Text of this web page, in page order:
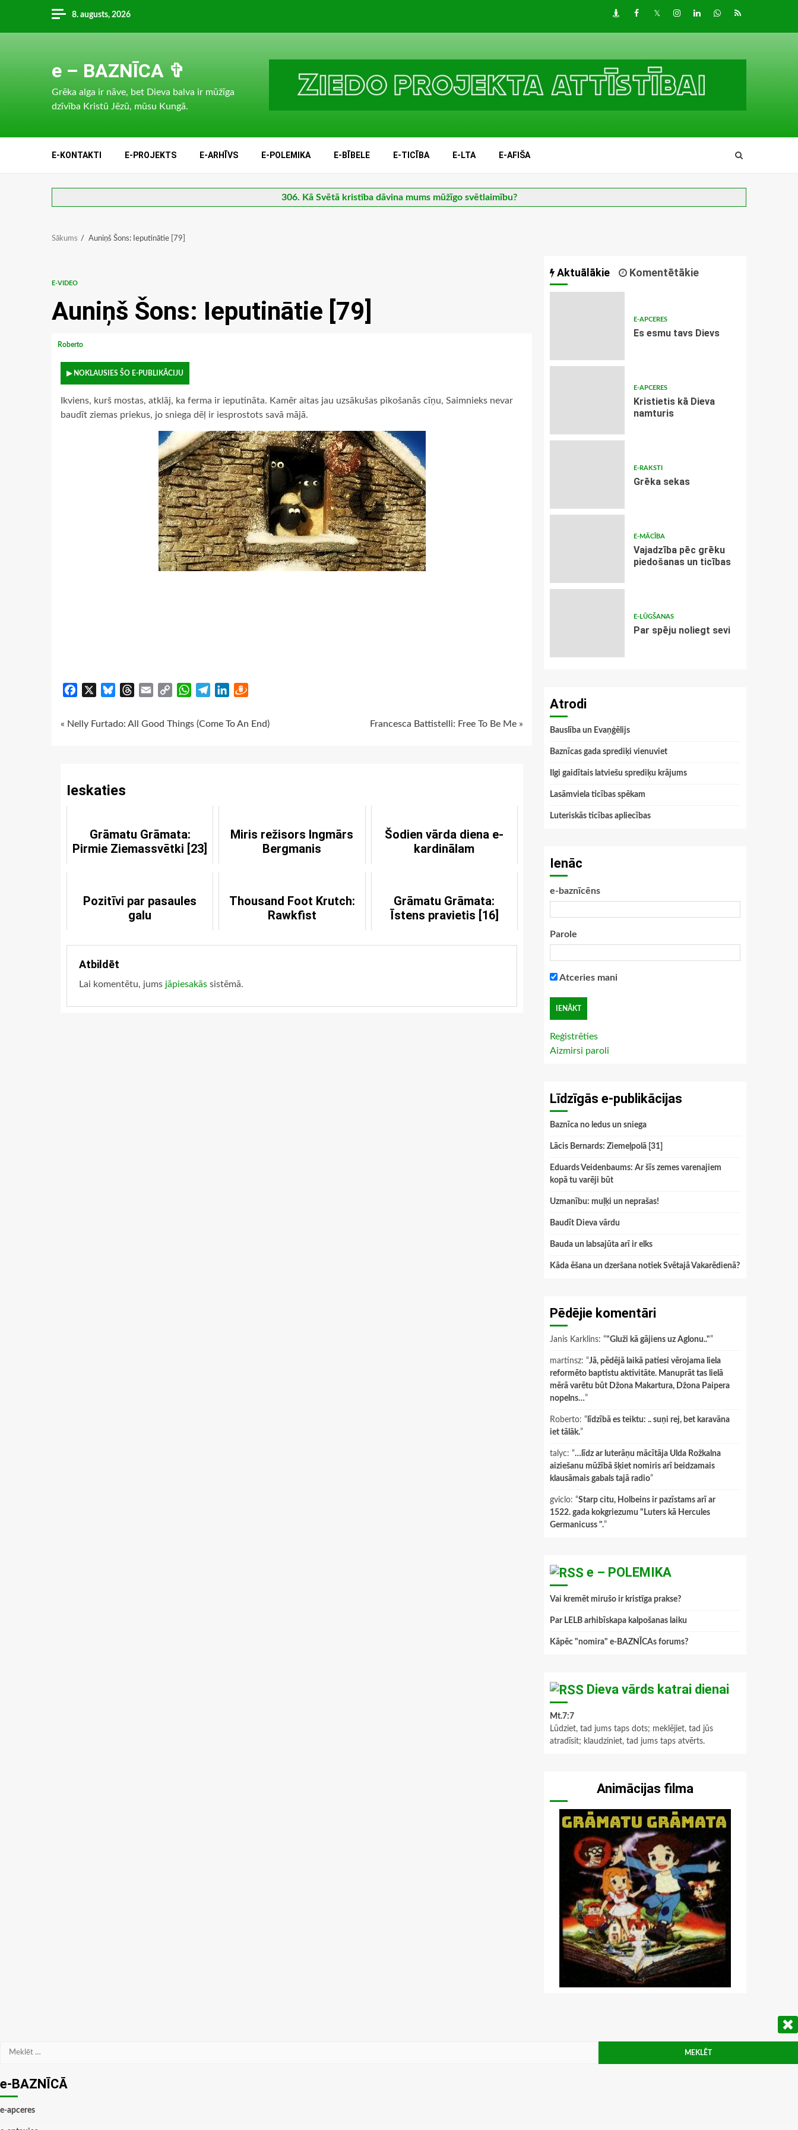
content
8. augusts, 2026 DraugiemFacebook
TwitterInstagram
LinkedInwhatsapp
RSS
e – BAZNĪCA ✞
Grēka alga ir nāve, bet Dieva balva ir mūžīga
dzīvība Kristū Jēzū, mūsu Kungā.
E-KONTAKTI E-PROJEKTS E-ARHĪVS E-POLEMIKA E-BĪBELE E-TICĪBA E-LTA E-AFIŠA
306. Kā Svētā kristība dāvina mums mūžīgo svētlaimību?
Sākums Auniņš Šons: Ieputinātie [79]
E-VIDEO
Auniņš Šons: Ieputinātie [79]
Roberto
▶ NOKLAUSIES ŠO E-PUBLIKĀCIJU
Ikviens, kurš mostas, atklāj, ka ferma ir ieputināta. Kamēr aitas jau uzsākušas pikošanās cīņu, Saimnieks nevar
baudīt ziemas priekus, jo sniega dēļ ir iesprostots savā mājā.
Facebook BlueskyThreads
Email
Copy
WhatsApp
TelegramLinkedIn
Continue
« Nelly Furtado: All Good Things (Come To An End) Francesca Battistelli: Free To Be Me »
Ieskaties
Grāmatu Grāmata:
Pirmie Ziemassvētki [23]
Miris režisors Ingmārs
Bergmanis
Šodien vārda diena e-
kardinālam
Pozitīvi par pasaules
galu
Thousand Foot Krutch:
Rawkfist
Grāmatu Grāmata:
Īstens pravietis [16]
Atbildēt
Lai komentētu, jums jāpiesakās sistēmā.
Aktuālākie Komentētākie
E-APCERES
Es esmu tavs Dievs
E-APCERES
Kristietis kā Dieva
namturis
E-RAKSTI
Grēka sekas
E-MĀCĪBA
Vajadzība pēc grēku
piedošanas un ticības
E-LŪGŠANAS
Par spēju noliegt sevi
Atrodi
Bauslība un Evaņģēlijs
Baznīcas gada sprediķi vienuviet
Ilgi gaidītais latviešu sprediķu krājums
Lasāmviela ticības spēkam
Luteriskās ticības apliecības
Ienāc
e-baznīcēns
Parole
Atceries mani
Reģistrēties
Aizmirsi paroli
Līdzīgās e-publikācijas
Baznīca no ledus un sniega
Lācis Bernards: Ziemeļpolā [31]
Eduards Veidenbaums: Ar šīs zemes varenajiem
kopā tu varēji būt
Uzmanību: muļķi un neprašas!
Baudīt Dieva vārdu
Bauda un labsajūta arī ir elks
Kāda ēšana un dzeršana notiek Svētajā Vakarēdienā?
Pēdējie komentāri
Janis Karklins: “"Gluži kā gājiens uz Aglonu.."”
martinsz: “Jā, pēdējā laikā patiesi vērojama liela
reformēto baptistu aktivitāte. Manuprāt tas lielā
mērā varētu būt Džona Makartura, Džona Paipera
nopelns…”
Roberto: “ līdzībā es teiktu: .. suņi rej, bet karavāna
iet tālāk.”
talyc: “…līdz ar luterāņu mācītāja Ulda Rožkalna
aiziešanu mūžībā šķiet nomiris arī beidzamais
klausāmais gabals tajā radio”
gviclo: “Starp citu, Holbeins ir pazīstams arī ar
1522. gada kokgriezumu "Luters kā Hercules
Germanicuss ".”
e – POLEMIKA
Vai kremēt mirušo ir kristīga prakse?
Par LELB arhibīskapa kalpošanas laiku
Kāpēc "nomira" e-BAZNĪCAs forums?
Dieva vārds katrai dienai
Mt.7:7
Lūdziet, tad jums taps dots; meklējiet, tad jūs
atradīsit; klaudziniet, tad jums taps atvērts.
Animācijas filma
Meklēt:
e-BAZNĪCĀ
e-apceres